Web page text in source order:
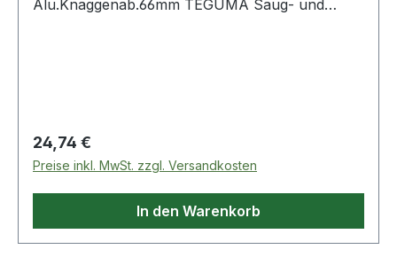
Alu.Knaggenab.66mm TEGUMA Saug- und
Regulärer Preis:
24,74 €
Preise inkl. MwSt. zzgl. Versandkosten
In den Warenkorb